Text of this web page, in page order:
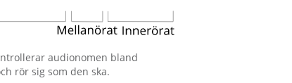
audionomen bland
rör sig som den ska.